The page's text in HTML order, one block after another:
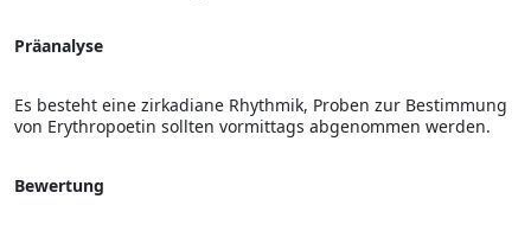
Präanalyse
Es besteht eine zirkadiane Rhythmik, Proben zur Bestimmung
von Erythropoetin sollten vormittags abgenommen werden.
Bewertung